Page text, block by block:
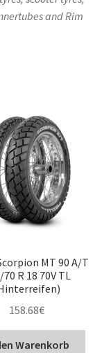
and Rim
MT 90 A/T
70 R 18 70V TL
158.68€
Warenkorb